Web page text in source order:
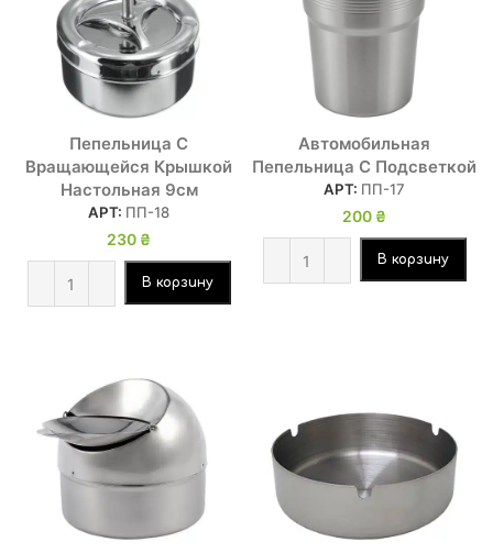
Пепельница С
Вращающейся Крышкой
Настольная 9см
АРТ: ПП-18
230 ₴
В корзину
Автомобильная
Пепельница С Подсветкой
АРТ: ПП-17
200 ₴
В корзину